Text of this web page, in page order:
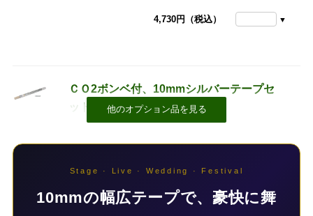
4,730円（税込）
ＣＯ2ボンベ付、10mmシルバーテープセ
ット
ＣＯ2ボンベ付、5mmゴールドテープセッ
Stage · Live · Wedding · Festival
10mmの幅広テープで、豪快に舞